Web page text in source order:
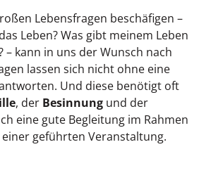
Lebensfragen beschäfigen –
Leben? Was gibt meinem Leben
– kann in uns der Wunsch nach
lassen sich nicht ohne eine
Und diese benötigt oft
, der Besinnung und der
eine gute Begleitung im Rahmen
geführten Veranstaltung.